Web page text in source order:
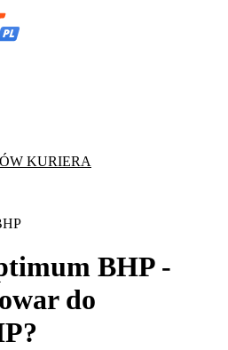
KURIERA
BHP -
do